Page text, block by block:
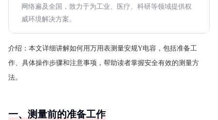
网络遍及全国，致力于为工业、医疗、科研等领域提供权
威环境解决方案。
介绍： 本文详细讲解如何用万用表测量安规Y电容，包括准备工
作、具体操作步骤和注意事项，帮助读者掌握安全有效的测量方
法。
一、测量前的准备工作